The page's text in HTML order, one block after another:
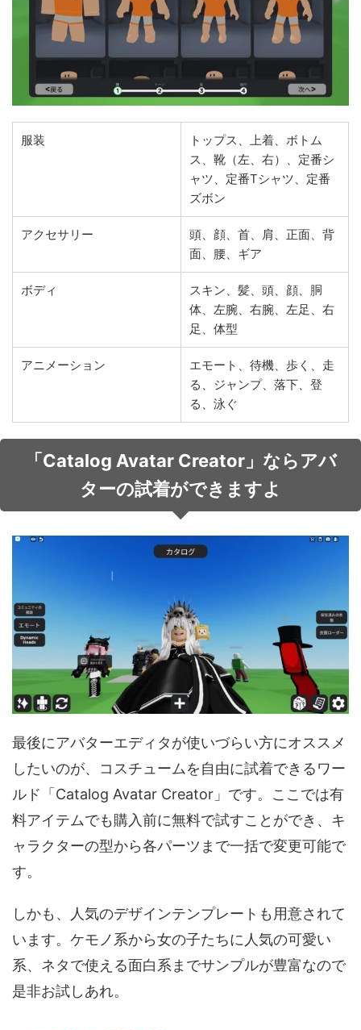
服装
トップス、上着、ボトム
ス、靴（左、右）、定番シ
ャツ、定番Tシャツ、定番
ズボン
アクセサリー
頭、顔、首、肩、正面、背
面、腰、ギア
ボディ
スキン、髪、頭、顔、胴
体、左腕、右腕、左足、右
足、体型
アニメーション
エモート、待機、歩く、走
る、ジャンプ、落下、登
る、泳ぐ
「Catalog Avatar Creator」ならアバ
ターの試着ができますよ
最後にアバターエディタが使いづらい方にオススメ
したいのが、コスチュームを自由に試着できるワー
ルド「Catalog Avatar Creator」です。ここでは有
料アイテムでも購入前に無料で試すことができ、キ
ャラクターの型から各パーツまで一括で変更可能で
す。
しかも、人気のデザインテンプレートも用意されて
います。ケモノ系から女の子たちに人気の可愛い
系、ネタで使える面白系までサンプルが豊富なので
是非お試しあれ。